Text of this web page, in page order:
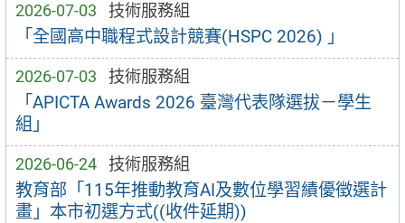
2026-07-03 技術服務組
「全國高中職程式設計競賽(HSPC 2026) 」
2026-07-03 技術服務組
「APICTA Awards 2026 臺灣代表隊選拔－學生
組」
2026-06-24 技術服務組
教育部「115年推動教育AI及數位學習績優徵選計
畫」本市初選方式((收件延期))